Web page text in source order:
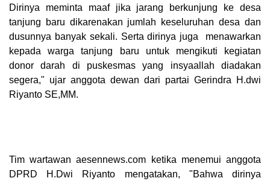
Dirinya meminta maaf jika jarang berkunjung ke desa
tanjung baru dikarenakan jumlah keseluruhan desa dan
dusunnya banyak sekali. Serta dirinya juga menawarkan
kepada warga tanjung baru untuk mengikuti kegiatan
donor darah di puskesmas yang insyaallah diadakan
segera," ujar anggota dewan dari partai Gerindra H.dwi
Riyanto SE,MM.
Tim wartawan aesennews.com ketika menemui anggota
DPRD H.Dwi Riyanto mengatakan, "Bahwa dirinya